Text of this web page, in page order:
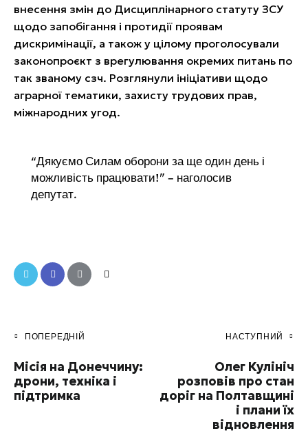
внесення змін до Дисциплінарного статуту ЗСУ
щодо запобігання і протидії проявам
дискримінації, а також у цілому проголосували
законопроєкт з врегулювання окремих питань по
так званому сзч. Розглянули ініціативи щодо
аграрної тематики, захисту трудових прав,
міжнародних угод.
“Дякуємо Силам оборони за ще один день і
можливість працювати!” – наголосив
депутат.
ПОПЕРЕДНІЙ
Місія на Донеччину:
дрони, техніка і
підтримка
НАСТУПНИЙ
Олег Кулініч
розповів про стан
доріг на Полтавщині
і плани їх
відновлення